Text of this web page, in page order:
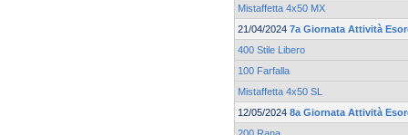
Mistaffetta 4x50 MX
21/04/2024 7a Giornata Attività
400 Stile Libero
100 Farfalla
Mistaffetta 4x50 SL
12/05/2024 8a Giornata Attività